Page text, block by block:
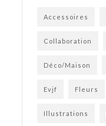
Accessoires
Collaboration
Déco/Maison
Evjf Fleurs
Illustrations